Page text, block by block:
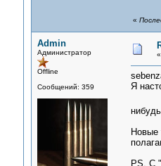
«
Admin
Администратор
Offline
Сообщений: 359
«
Я
Новые
PS. С